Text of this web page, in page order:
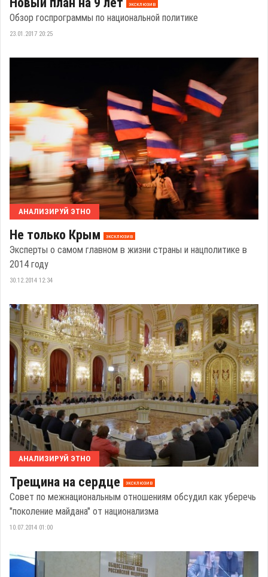
эксклюзив
Обзор госпрограммы по национальной политике
23.01.2017 20:25
АНАЛИЗИРУЙ ЭТНО
Не только Крым эксклюзив
Эксперты о самом главном в жизни страны и нацполитике в
2014 году
30.12.2014 12:34
АНАЛИЗИРУЙ ЭТНО
Трещина на сердце эксклюзив
Совет по межнациональным отношениям обсудил как уберечь
"поколение майдана" от национализма
10.07.2014 01:00